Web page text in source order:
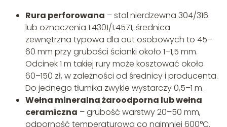
Rura perforowana – stal nierdzewna 304/316
lub oznaczenia 1.4301/1.4571, średnica
zewnętrzna typowa dla aut osobowych to 45–
60 mm przy grubości ścianki około 1–1,5 mm.
Odcinek 1 m takiej rury może kosztować około
60–150 zł, w zależności od średnicy i producenta.
Do jednego tłumika zwykle wystarczy 0,5–1 m.
Wełna mineralna żaroodporna lub wełna
ceramiczna – grubość warstwy 20–50 mm,
odporność temperaturowa co najmniej 600°C.